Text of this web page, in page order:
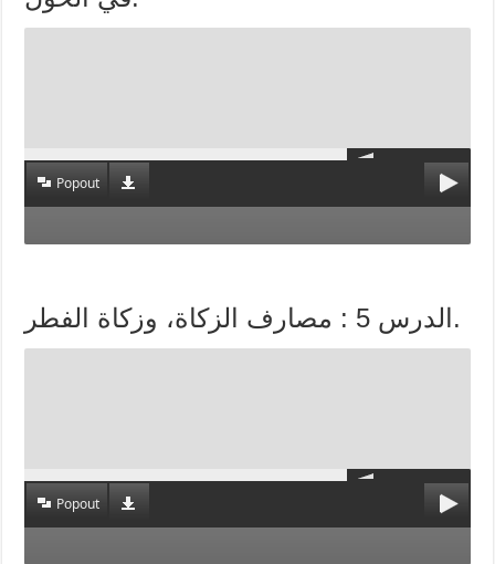
Popout
الدرس 5 : مصارف الزكاة، وزكاة الفطر.
Popout